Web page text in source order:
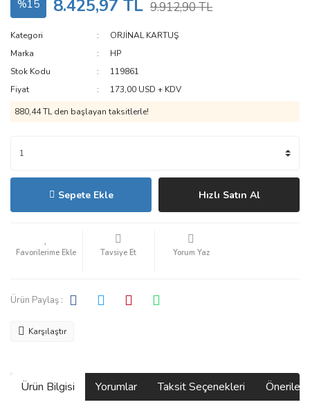
%15 8.425,97 TL 9.912,90 TL
Kategori
ORJİNAL KARTUŞ
Marka
HP
Stok Kodu
119861
Fiyat
173,00 USD + KDV
880,44 TL den başlayan taksitlerle!
Sepete Ekle Hızlı Satın Al
Tavsiye Et Yorum Yaz
Ürün Paylaş :
Karşılaştır
Ürün Bilgisi Yorumlar Taksit Seçenekleri